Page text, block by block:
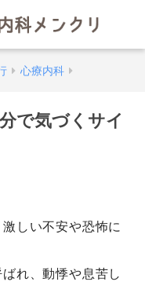
心療内科
で気づくサイ
しい不安や恐怖に
れ、動悸や息苦し